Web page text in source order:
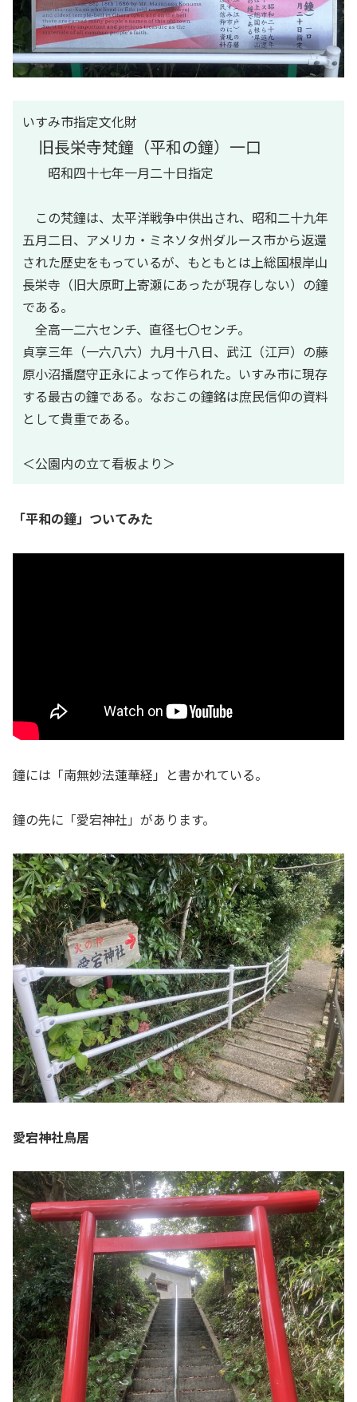
いすみ市指定文化財
旧長栄寺梵鐘（平和の鐘）一口
昭和四十七年一月二十日指定
この梵鐘は、太平洋戦争中供出され、昭和二十九年
五月二日、アメリカ・ミネソタ州ダルース市から返還
された歴史をもっているが、もともとは上総国根岸山
長栄寺（旧大原町上寄瀬にあったが現存しない）の鐘
である。
全高一二六センチ、直径七〇センチ。
貞享三年（一六八六）九月十八日、武江（江戸）の藤
原小沼播麿守正永によって作られた。いすみ市に現存
する最古の鐘である。なおこの鐘銘は庶民信仰の資料
として貴重である。
＜公園内の立て看板より＞
「平和の鐘」ついてみた
鐘には「南無妙法蓮華経」と書かれている。
鐘の先に「愛宕神社」があります。
愛宕神社鳥居